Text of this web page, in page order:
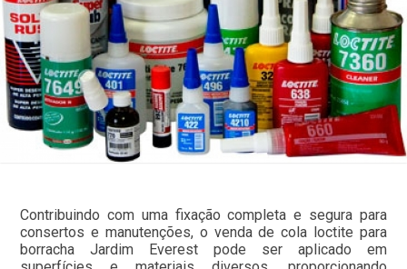
Contribuindo com uma fixação completa e segura para
consertos e manutenções, o venda de cola loctite para
borracha Jardim Everest pode ser aplicado em